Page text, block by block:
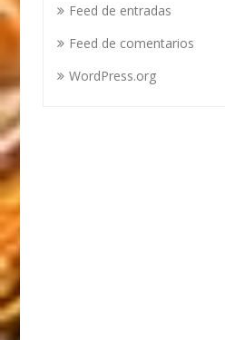
Feed de entradas
Feed de comentarios
WordPress.org